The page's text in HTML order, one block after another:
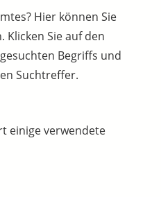
Hier können Sie
Klicken Sie auf den
Begriffs und
Suchtreffer.
einige verwendete